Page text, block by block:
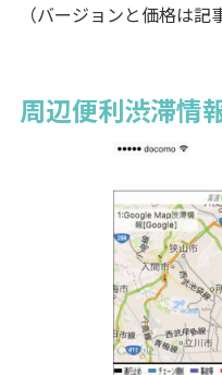
（バージョンと価格は記
周辺便利渋滞情